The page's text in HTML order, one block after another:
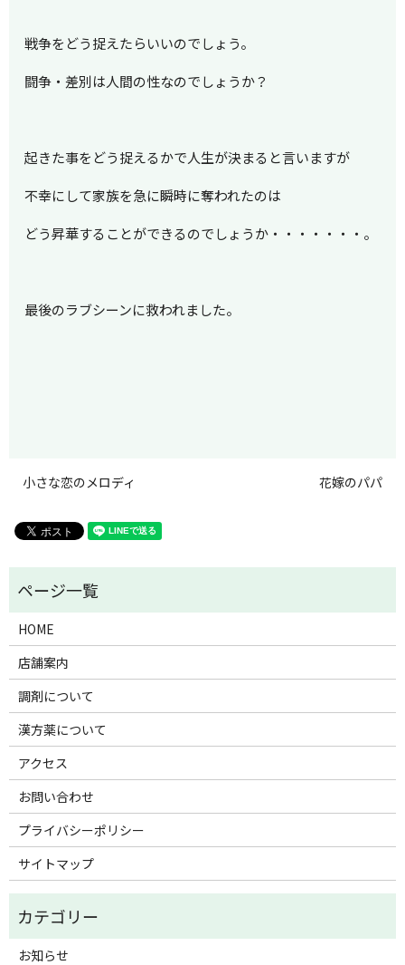
戦争をどう捉えたらいいのでしょう。
闘争・差別は人間の性なのでしょうか？
起きた事をどう捉えるかで人生が決まると言いますが
不幸にして家族を急に瞬時に奪われたのは
どう昇華することができるのでしょうか・・・・・・・。
最後のラブシーンに救われました。
小さな恋のメロディ 花嫁のパパ
HOME
店舗案内
調剤について
漢方薬について
アクセス
お問い合わせ
プライバシーポリシー
サイトマップ
お知らせ